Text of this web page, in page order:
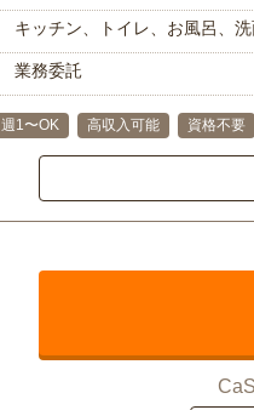
キッチン、トイレ、お風呂、
業務委託
週1〜OK 高収入可能 資格不要